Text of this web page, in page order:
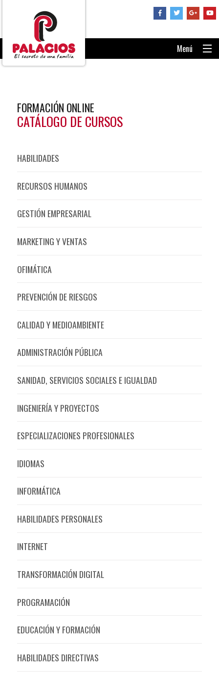
Menú
RECUPERAR CONTRASEÑA
CATÁLOGO DE CURSOS
FORMACIÓN ONLINE
HABILIDADES
RECURSOS HUMANOS
GESTIÓN EMPRESARIAL
MARKETING Y VENTAS
OFIMÁTICA
PREVENCIÓN DE RIESGOS
CALIDAD Y MEDIOAMBIENTE
ADMINISTRACIÓN PÚBLICA
SANIDAD, SERVICIOS SOCIALES E IGUALDAD
INGENIERÍA Y PROYECTOS
ESPECIALIZACIONES PROFESIONALES
IDIOMAS
INFORMÁTICA
HABILIDADES PERSONALES
INTERNET
TRANSFORMACIÓN DIGITAL
PROGRAMACIÓN
EDUCACIÓN Y FORMACIÓN
HABILIDADES DIRECTIVAS